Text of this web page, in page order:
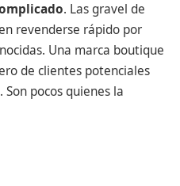
. Las gravel de
revenderse rápido por
Una marca boutique
de clientes potenciales
pocos quienes la